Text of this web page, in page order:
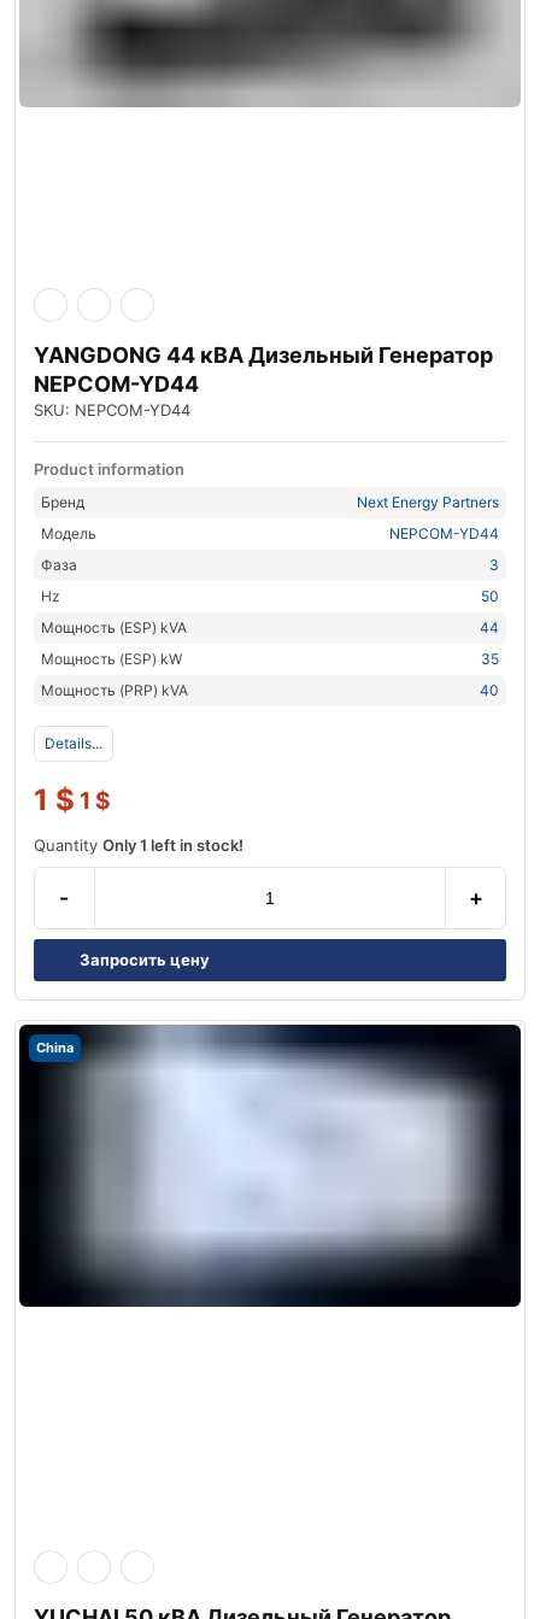
YANGDONG 44 кВА Дизельный Генератор
NEPCOM-YD44
SKU: NEPCOM-YD44
Product information
Бренд
Next Energy Partners
Модель
NEPCOM-YD44
Фаза
3
Hz
50
Мощность (ESP) kVA
44
Мощность (ESP) kW
35
Мощность (PRP) kVA
40
Details...
1 $ 1 $
Quantity Only 1 left in stock!
- +
Запросить цену
China